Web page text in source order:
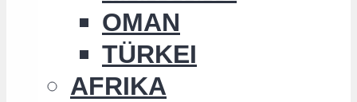
OMAN
TÜRKEI
AFRIKA